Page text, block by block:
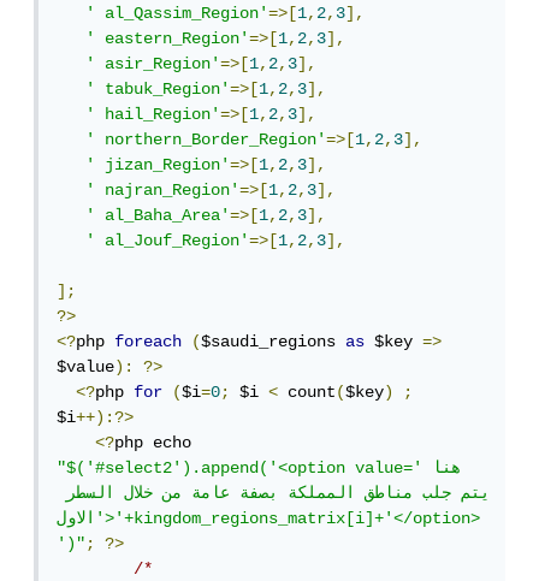
' al_Qassim_Region'=>[1,2,3],
' eastern_Region'=>[1,2,3],
' asir_Region'=>[1,2,3],
' tabuk_Region'=>[1,2,3],
' hail_Region'=>[1,2,3],
' northern_Border_Region'=>[1,2,3],
' jizan_Region'=>[1,2,3],
' najran_Region'=>[1,2,3],
' al_Baha_Area'=>[1,2,3],
' al_Jouf_Region'=>[1,2,3],
];
?>
<?php foreach ($saudi_regions as $key =>
$value):
?>
<?php for ($i=0; $i < count($key)
;
$i++):?>
<?
"$('#select2').append('<option value='هنا
الاول'>'+kingdom_regions_matrix[i]+'</option>
')";
?>
/*